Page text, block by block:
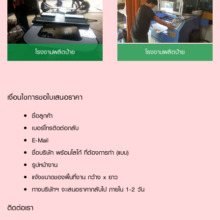
โรงงานผลิตป้าย โรงงานผลิตป้าย
เงื่อนไขการขอใบเสนอราคา
ชื่อลูกค้า
เบอร์โทรติดต่อกลับ
E-Mail
ชื่อบริษัท พร้อมโลโก้ ที่ต้องการทำ (แบบ)
รูปหน้างาน
แจ้งขนาดของพื้นที่งาน กว้าง x ยาว
ทางบริษัทฯ จะเสนอราคากลับไป ภายใน 1-2 วัน
ติดต่อเรา